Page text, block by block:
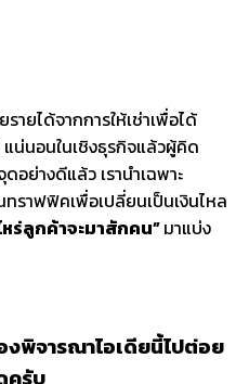
ายได้จากการให้เช่าเพื่อได้
แน่นอนในเชิงธุรกิจแล้วผู้คิด
ย่างดีแล้ว เรานำเฉพาะ
ทราฟฟิคเพื่อเปลี่ยนเป็นเงินไหล
หร่ลูกค้าจะมาสักคน”มาแบ่ง
พิจารณาไอเดียนี้ไปต่อย
ครับ